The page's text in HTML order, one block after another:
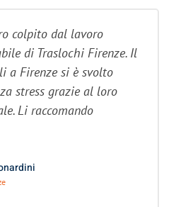
colpito dal lavoro
di Traslochi Firenze. Il
a Firenze si è svolto
stress grazie al loro
Li raccomando